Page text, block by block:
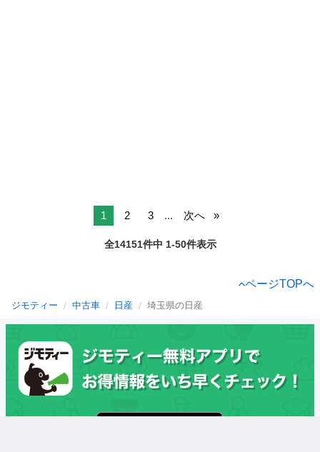
1 2 3 ... 次へ
全14151件中 1-50件表示
ページTOPへ
ジモティー 中古車 日産 埼玉県の日産